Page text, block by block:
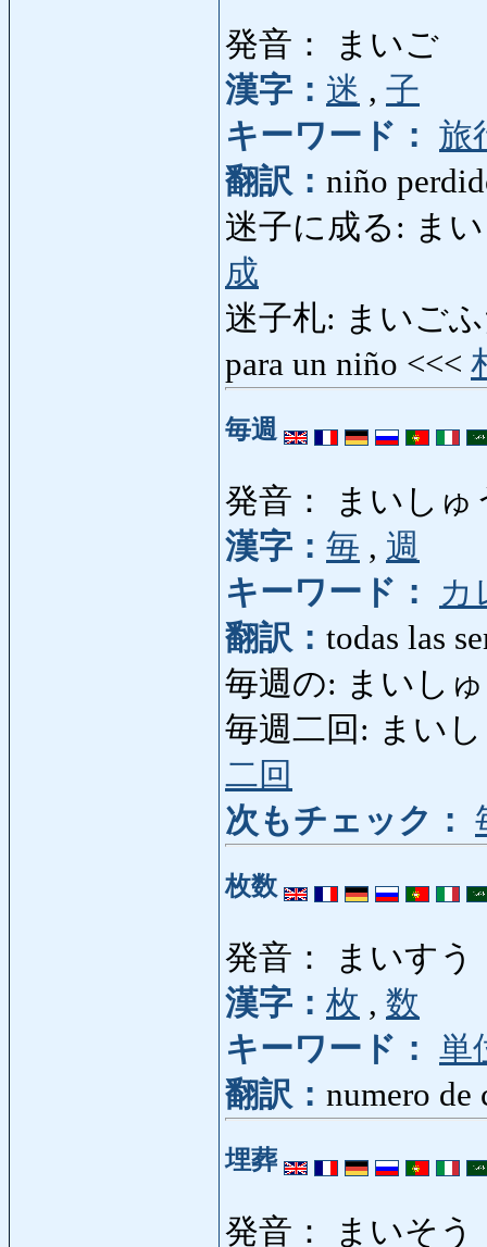
発音： まいご
漢字： 迷 , 子
キーワード： 旅
翻訳： niño
迷子に成る: まい
成
迷子札: まいごふ
para un niño <<<
毎週
発音： まいしゅ
漢字： 毎 , 週
キーワード：
カ
翻訳： todas las
毎週の: まいしゅ
毎週二回: まいし
二回
次もチェック：
枚数
発音： まいすう
漢字： 枚 , 数
キーワード： 単
翻訳： numero de
埋葬
発音： まいそう